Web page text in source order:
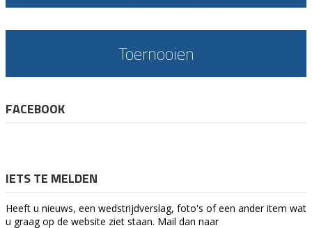
Toernooien
FACEBOOK
IETS TE MELDEN
Heeft u nieuws, een wedstrijdverslag, foto's of een ander item wat
u graag op de website ziet staan. Mail dan naar